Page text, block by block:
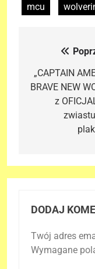
mcu
Nawigacja
wpisu
„CAPTAIN
BRAVE NEW
z
DODAJ
Twój adres
Wymagane